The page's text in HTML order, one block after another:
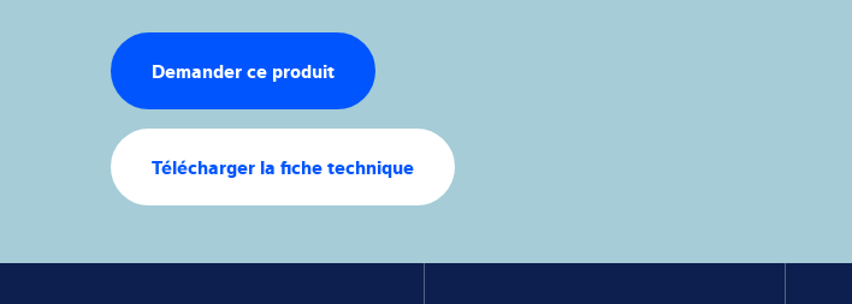
Solutions individuelles
Service
Demander ce produit
Télécharger la fiche technique